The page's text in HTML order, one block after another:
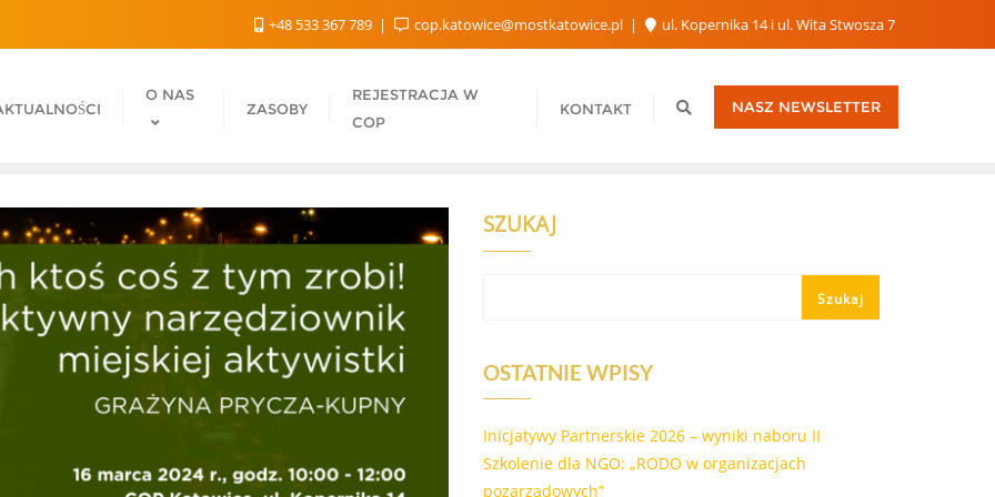
+48 533 367 789 cop.katowice@mostkatowice.pl ul. Kopernika 14 i ul. Wita Stwosza 7
O NAS
ZASOBY
REJESTRACJA W
COP
KONTAKT NASZ NEWSLETTER
SZUKAJ
Szukaj
OSTATNIE WPISY
Inicjatywy Partnerskie 2026 – wyniki naboru II
Szkolenie dla NGO: „RODO w organizacjach
pozarządowych”